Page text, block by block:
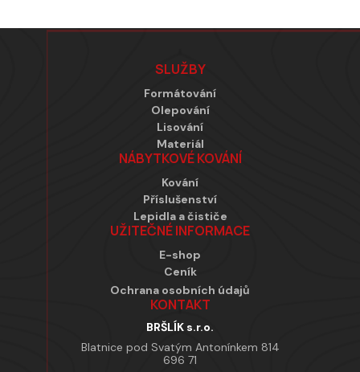
Zápatí
SLUŽBY
Formátování
Olepování
Lisování
Materiál
NÁBYTKOVÉ KOVÁNÍ
Kování
Příslušenství
Lepidla a čističe
UŽITEČNÉ INFORMACE
E-shop
Ceník
Ochrana osobních údajů
KONTAKT
BRŠLÍK s.r.o.
Blatnice pod Svatým Antonínkem 814
696 71